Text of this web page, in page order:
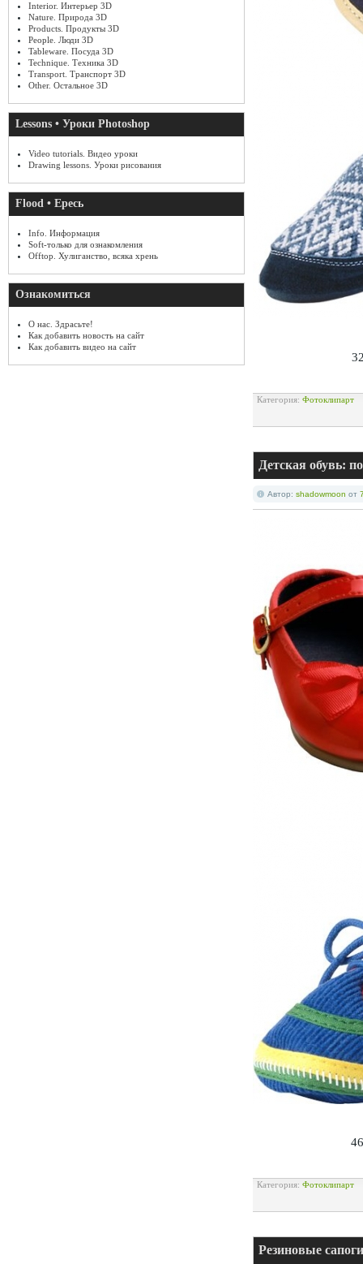
Interior. Интерьер 3D
Nature. Природа 3D
Products. Продукты 3D
People. Люди 3D
Tableware. Посуда 3D
Technique. Техника 3D
Transport. Транспорт 3D
Other. Остальное 3D
Lessons • Уроки Photoshop
Video tutorials. Видео уроки
Drawing lessons. Уроки рисования
Flood • Ересь
Info. Информация
Soft-только для ознакомления
Offtop. Хулиганство, всяка хрень
Ознакомиться
О нас. Здрасьте!
Как добавить новость на сайт
Как добавить видео на сайт
Категория: Фотоклипарт
Детская обувь:
Автор: shadowmoon от
Категория: Фотоклипарт
Резиновые